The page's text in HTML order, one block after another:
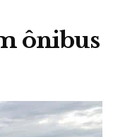
ônibus